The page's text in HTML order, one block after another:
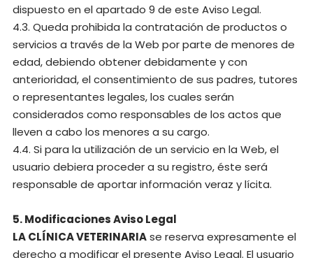
dispuesto en el apartado 9 de este Aviso Legal.
4.3. Queda prohibida la contratación de productos o
servicios a través de la Web por parte de menores de
edad, debiendo obtener debidamente y con
anterioridad, el consentimiento de sus padres, tutores
o representantes legales, los cuales serán
considerados como responsables de los actos que
lleven a cabo los menores a su cargo.
4.4. Si para la utilización de un servicio en la Web, el
usuario debiera proceder a su registro, éste será
responsable de aportar información veraz y lícita.
5. Modificaciones Aviso Legal
LA CLÍNICA VETERINARIAse reserva expresamente el
derecho a modificar el presente Aviso Legal. El usuario